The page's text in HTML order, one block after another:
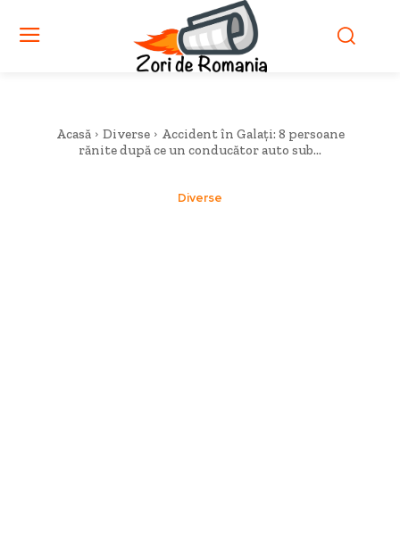
Acasă Diverse
Accident în Galați: 8 persoane
rănite după ce un conducător auto sub...
Diverse